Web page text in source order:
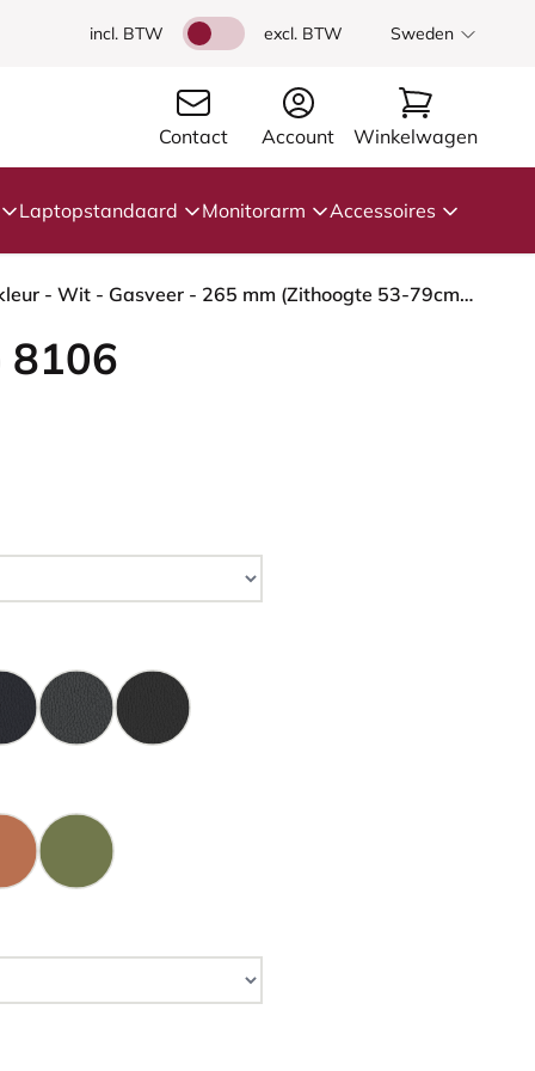
incl. BTW excl. BTW Sweden
Contact Account Winkelwagen
Laptopstandaard Monitorarm Accessoires
HÅG Capisco 8106 - Paloma Soft (Wollsdorf) - Semi-aniline Leder - PL55130 Dark brown - Framekleur - Wit - Gasveer - 265 mm (Zithoogte 53-79cm) - Vloercontact - Glijdoppen - Voetenring - Nee, geen voetenring - Voetster - Nee, voetster in framekleur
8106